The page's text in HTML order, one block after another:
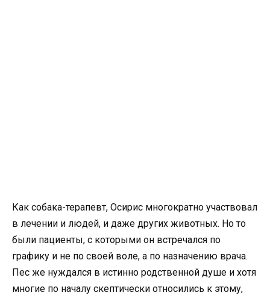
Как собака-терапевт, Осирис многократно участвовал
в лечении и людей, и даже других животных. Но то
были пациенты, с которыми он встречался по
графику и не по своей воле, а по назначению врача.
Пес же нуждался в истинно родственной душе и хотя
многие по началу скептически относились к этому,